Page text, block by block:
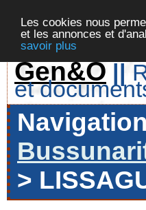
Les cookies nous
et les annonces et
savoir plus
Gen&O ||
et
>